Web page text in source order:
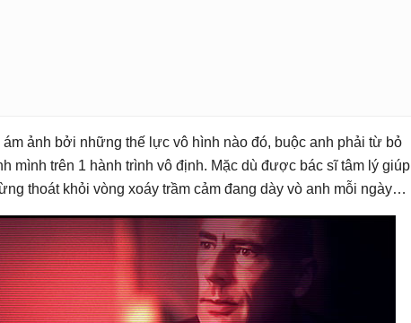
ảnh bởi những thế lực vô hình nào đó, buộc anh phải từ bỏ
mình trên 1 hành trình vô định. Mặc dù được bác sĩ tâm lý giúp
thoát khỏi vòng xoáy trầm cảm đang dày vò anh mỗi ngày…